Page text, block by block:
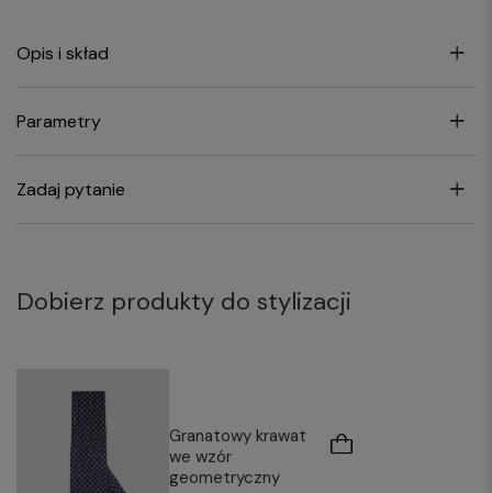
Opis i skład
Parametry
Zadaj pytanie
Dobierz produkty do stylizacji
Granatowy krawat
we wzór
geometryczny